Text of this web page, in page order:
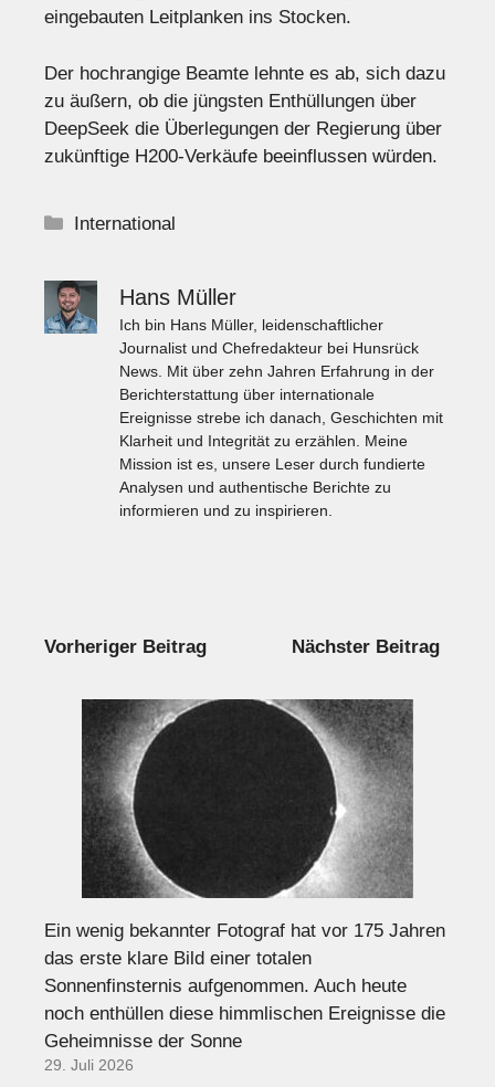
eingebauten Leitplanken ins Stocken.
Der hochrangige Beamte lehnte es ab, sich dazu
zu äußern, ob die jüngsten Enthüllungen über
DeepSeek die Überlegungen der Regierung über
zukünftige H200-Verkäufe beeinflussen würden.
Kategorien
International
Hans Müller
Ich bin Hans Müller, leidenschaftlicher
Journalist und Chefredakteur bei Hunsrück
News. Mit über zehn Jahren Erfahrung in der
Berichterstattung über internationale
Ereignisse strebe ich danach, Geschichten mit
Klarheit und Integrität zu erzählen. Meine
Mission ist es, unsere Leser durch fundierte
Analysen und authentische Berichte zu
informieren und zu inspirieren.
Vorheriger Beitrag Nächster Beitrag
Ein wenig bekannter Fotograf hat vor 175 Jahren
das erste klare Bild einer totalen
Sonnenfinsternis aufgenommen. Auch heute
noch enthüllen diese himmlischen Ereignisse die
Geheimnisse der Sonne
29. Juli 2026